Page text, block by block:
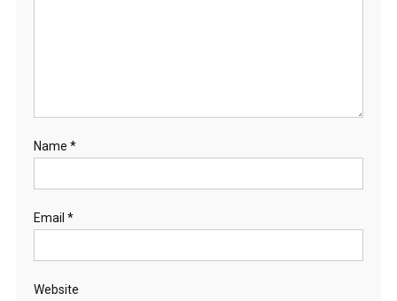
Name *
Email *
Website